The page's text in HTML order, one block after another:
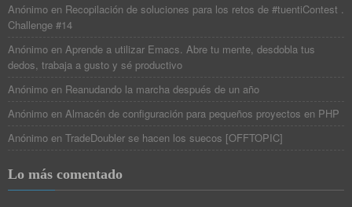
Anónimo en Recopilación de soluciones para los retos de #tuentiContest .
Challenge #14
Anónimo en Aprende a utilizar Emacs. Abre tu mente, desdobla tus
dedos, trabaja a gusto y sé productivo
Anónimo en Reanudando la marcha después de un año
Anónimo en Almacén de configuración para pequeños proyectos en PHP
Anónimo en TradeDoubler se hacen los suecos [OFFTOPIC]
Lo más comentado